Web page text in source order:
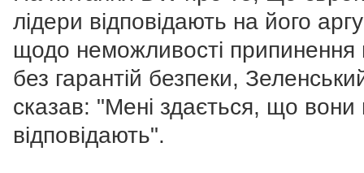
лідери відповідають на його
щодо неможливості припинення
без гарантій безпеки,
сказав: "Мені здається, що вони
відповідають".